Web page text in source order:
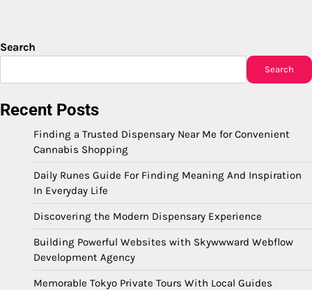
Search
Search
Recent Posts
Finding a Trusted Dispensary Near Me for Convenient
Cannabis Shopping
Daily Runes Guide For Finding Meaning And Inspiration
In Everyday Life
Discovering the Modern Dispensary Experience
Building Powerful Websites with Skywwward Webflow
Development Agency
Memorable Tokyo Private Tours With Local Guides